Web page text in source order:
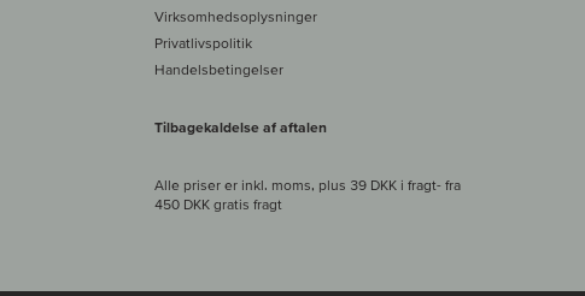
Virksomhedsoplysninger
Privatlivspolitik
Handelsbetingelser
Tilbagekaldelse af aftalen
Alle priser er inkl. moms, plus 39 DKK i fragt- fra
450 DKK gratis fragt